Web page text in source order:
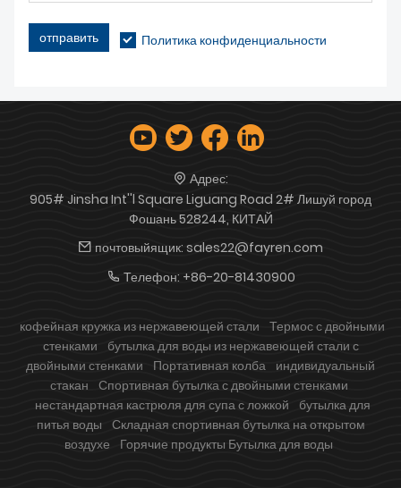
отправить Политика конфиденциальности
Адрес:
905# Jinsha Int''l Square Liguang Road 2# Лишуй город
Фошань 528244, КИТАЙ
почтовыйящик: sales22@fayren.com
Телефон: +86-20-81430900
кофейная кружка из нержавеющей стали Термос с двойными
стенками
бутылка для воды из нержавеющей стали с
двойными стенками
Портативная колба индивидуальный
стакан Спортивная бутылка с двойными стенками
нестандартная кастрюля для супа с ложкой
бутылка для
питья воды Складная спортивная бутылка на открытом
воздухе
Горячие продукты Бутылка для воды